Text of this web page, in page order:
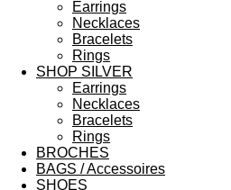
Earrings
Necklaces
Bracelets
Rings
SHOP SILVER
Earrings
Necklaces
Bracelets
Rings
BROCHES
BAGS / Accessoires
SHOES